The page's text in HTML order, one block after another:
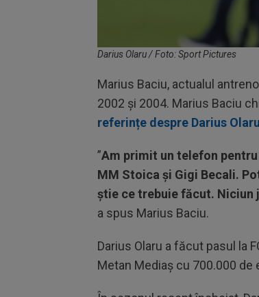
Darius Olaru / Foto: Sport Pictures
Marius Baciu, actualul
2002 și 2004. Marius Baciu
referințe despre Darius Olaru
”Am primit un telefon
MM Stoica și Gigi Becali.
știe ce trebuie făcut. Niciun
a spus Marius Baciu.
Darius Olaru a făcut pasul la
Metan Mediaș cu 700.000 de